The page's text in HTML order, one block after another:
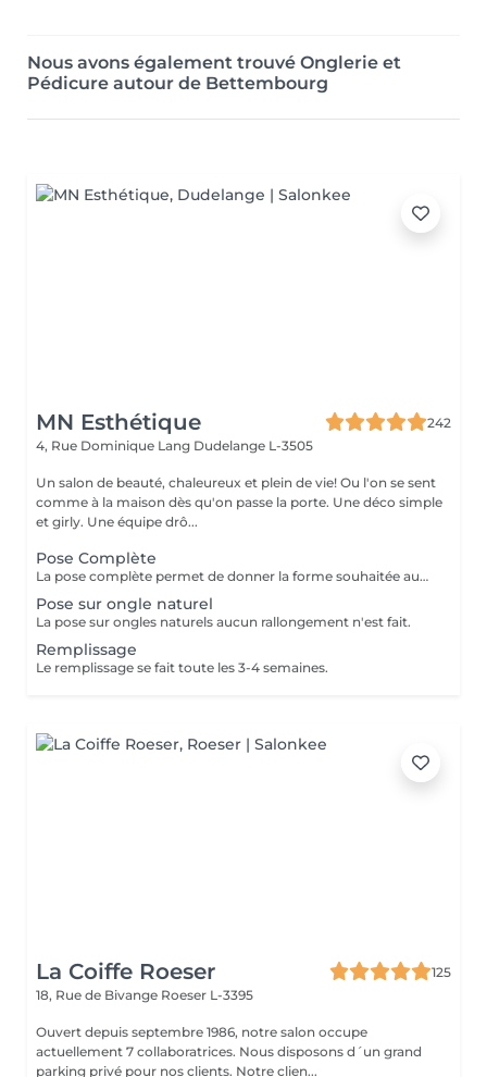
Nous avons également trouvé Onglerie et
Pédicure autour de Bettembourg
MN Esthétique
242
4, Rue Dominique Lang Dudelange L-3505
Un salon de beauté, chaleureux et plein de vie! Ou l'on se sent
comme à la maison dès qu'on passe la porte. Une déco simple
et girly. Une équipe drô...
Pose Complète
La pose complète permet de donner la forme souhaitée aux ongles en rallongeant avec le Chablon.
Pose sur ongle naturel
La pose sur ongles naturels aucun rallongement n'est fait.
Remplissage
Le remplissage se fait toute les 3-4 semaines.
La Coiffe Roeser
125
18, Rue de Bivange Roeser L-3395
Ouvert depuis septembre 1986, notre salon occupe
actuellement 7 collaboratrices. Nous disposons d´un grand
parking privé pour nos clients. Notre clien...